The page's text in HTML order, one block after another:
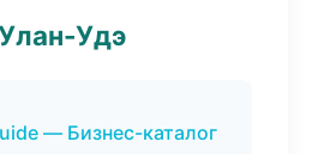
Удэ
— Бизнес-каталог